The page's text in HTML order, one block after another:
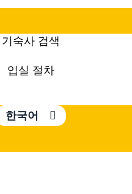
기숙사 검색
입실 절차
한국어